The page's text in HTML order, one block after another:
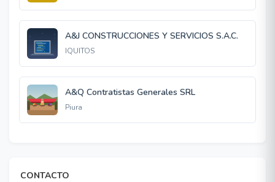
A&J CONSTRUCCIONES Y SERVICIOS S.A.C.
IQUITOS
A&Q Contratistas Generales SRL
Piura
CONTACTO